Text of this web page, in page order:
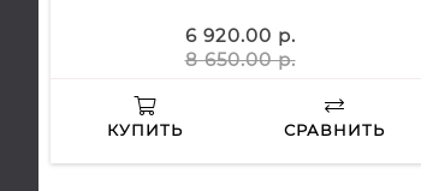
6 920.00 р.
8 650.00 р.
КУПИТЬ СРАВНИТЬ